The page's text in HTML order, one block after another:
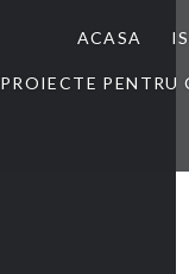
ACASA
PROIECTE PENTRU